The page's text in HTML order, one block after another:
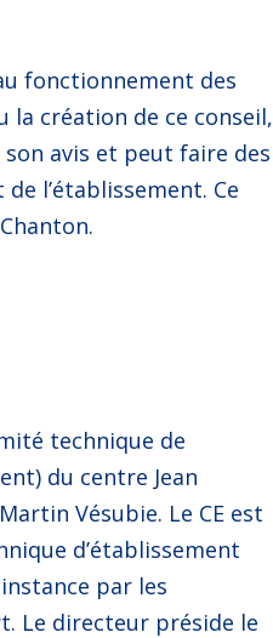
fonctionnement des
la création de ce conseil,
avis et peut faire des
l’établissement. Ce
technique de
du centre Jean
Vésubie. Le CE est
d’établissement
par les
Le directeur préside le